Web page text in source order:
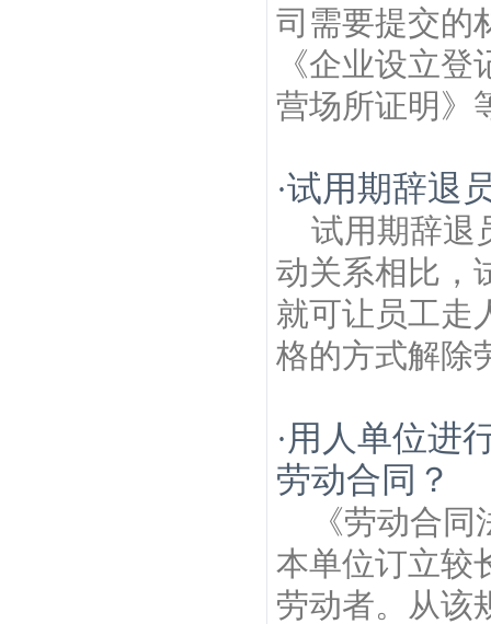
司需要提交的
《企业设立
营场所证明》
·试用期辞退
试用期辞
动关系相比，
就可让员工走
格的方式解除
·用人单位进
劳动合同？
《劳动合
本单位订立较
劳动者。从该